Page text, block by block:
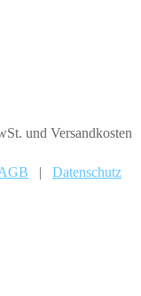
und Versandkosten
| Datenschutz